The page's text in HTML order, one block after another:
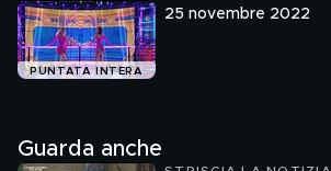
PUNTATA INTERA
25 novembre 2022
Guarda anche